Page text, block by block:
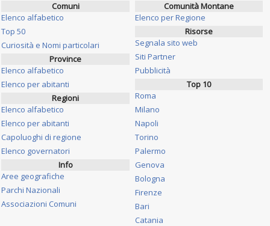
Comuni
Elenco alfabetico
Top 50
Curiosità e Nomi particolari
Province
Elenco alfabetico
Elenco per abitanti
Regioni
Elenco alfabetico
Elenco per abitanti
Capoluoghi di regione
Elenco governatori
Info
Aree geografiche
Parchi Nazionali
Associazioni Comuni
Comunità Montane
Elenco per Regione
Risorse
Segnala sito web
Siti Partner
Pubblicità
Top 10
Roma
Milano
Napoli
Torino
Palermo
Genova
Bologna
Firenze
Bari
Catania